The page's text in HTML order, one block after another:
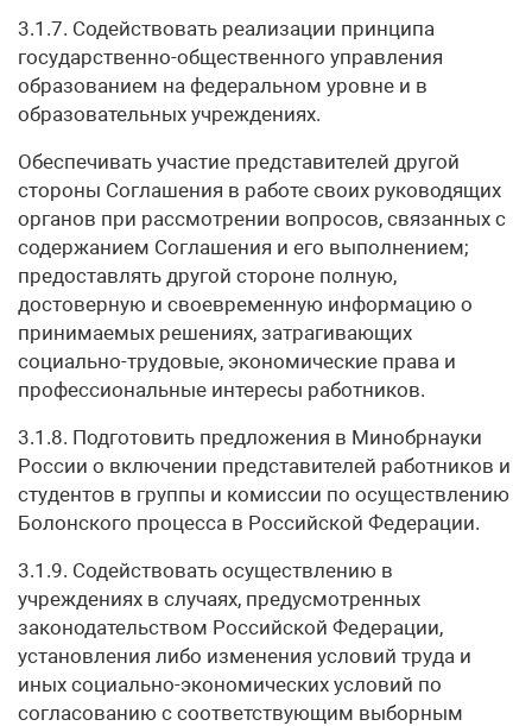
3.1.7. Содействовать реализации принципа
государственно-общественного управления
образованием на федеральном уровне и в
образовательных учреждениях.
Обеспечивать участие представителей другой
стороны Соглашения в работе своих руководящих
органов при рассмотрении вопросов, связанных с
содержанием Соглашения и его выполнением;
предоставлять другой стороне полную,
достоверную и своевременную информацию о
принимаемых решениях, затрагивающих
социально-трудовые, экономические права и
профессиональные интересы работников.
3.1.8. Подготовить предложения в Минобрнауки
России о включении представителей работников и
студентов в группы и комиссии по осуществлению
Болонского процесса в Российской Федерации.
3.1.9. Содействовать осуществлению в
учреждениях в случаях, предусмотренных
законодательством Российской Федерации,
установления либо изменения условий труда и
иных социально-экономических условий по
согласованию с соответствующим выборным